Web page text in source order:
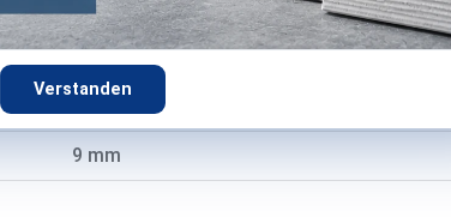
Verstanden
matt
Betonoptik
Feinsteinzeug
9 mm